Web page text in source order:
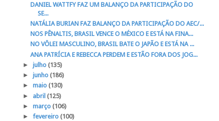
DANIEL WATTFY FAZ UM BALANÇO DA PARTICIPAÇÃO DO
SE...
NATÁLIA BURIAN FAZ BALANÇO DA PARTICIPAÇÃO DO AEC/...
NOS PÊNALTIS, BRASIL VENCE O MÉXICO E ESTÁ NA FINA...
NO VÔLEI MASCULINO, BRASIL BATE O JAPÃO E ESTÁ NA ...
ANA PATRÍCIA E REBECCA PERDEM E ESTÃO FORA DOS JOG...
► julho (135)
► junho (186)
► maio (130)
► abril (125)
► março (106)
► fevereiro (100)